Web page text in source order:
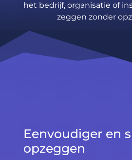
het bedrijf, organisatie of
zeggen zonder
Eenvoudiger en
opzeggen